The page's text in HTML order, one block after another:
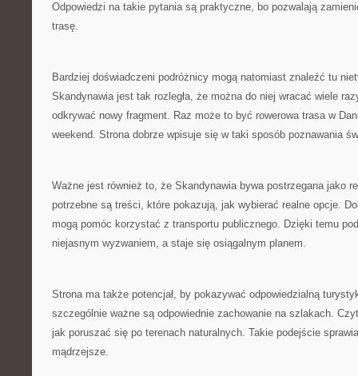
Odpowiedzi na takie pytania są praktyczne, bo pozwalają
trasę.
Bardziej doświadczeni podróżnicy mogą natomiast znaleźć tu
Skandynawia jest tak rozległa, że można do niej wracać wiele
odkrywać nowy fragment. Raz może to być rowerowa trasa w
weekend. Strona dobrze wpisuje się w taki sposób poznawania
Ważne jest również to, że Skandynawia bywa postrzegana jako
potrzebne są treści, które pokazują, jak wybierać realne opcje.
mogą pomóc korzystać z transportu publicznego. Dzięki temu
niejasnym wyzwaniem, a staje się osiągalnym planem.
Strona ma także potencjał, by pokazywać odpowiedzialną
szczególnie ważne są odpowiednie zachowanie na szlakach.
jak poruszać się po terenach naturalnych. Takie podejście
mądrzejsze.